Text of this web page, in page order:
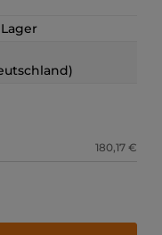
180,17 €